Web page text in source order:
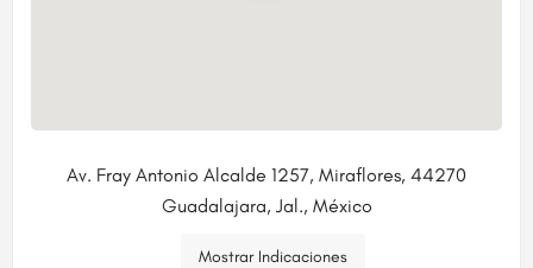
Av. Fray Antonio Alcalde 1257, Miraflores, 44270
Guadalajara, Jal., México
Mostrar Indicaciones